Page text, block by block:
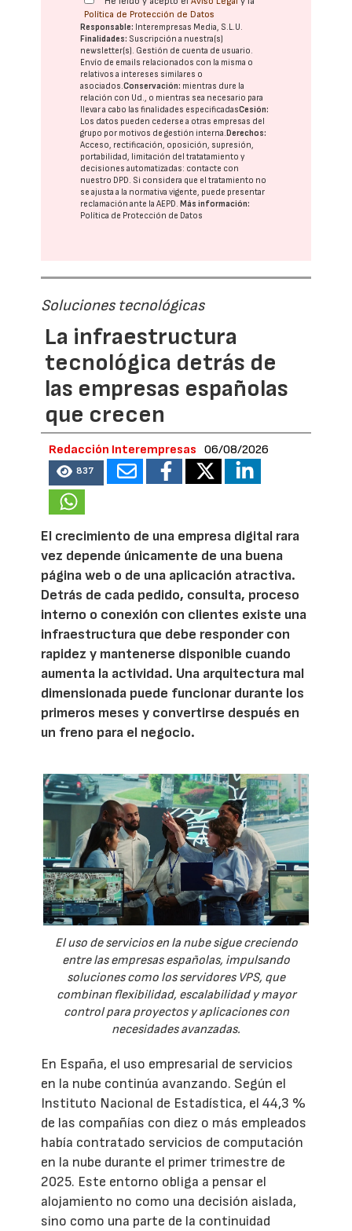
Política de Protección de Datos
Responsable: Interempresas Media, S.L.U.
Finalidades: Suscripción a nuestra(s)
newsletter(s). Gestión de cuenta de usuario.
Envío de emails relacionados con la misma o
relativos a intereses similares o
asociados.Conservación: mientras dure la
relación con Ud., o mientras sea necesario para
llevar a cabo las finalidades especificadasCesión:
Los datos pueden cederse a otras empresas del
grupo por motivos de gestión interna. Derechos:
Acceso, rectificación, oposición, supresión,
portabilidad, limitación del tratatamiento y
decisiones automatizadas: contacte con
nuestro DPD. Si considera que el tratamiento no
se ajusta a la normativa vigente, puede presentar
reclamación ante laAEPD. Más información:
Política de Protección de Datos
Soluciones tecnológicas
La infraestructura
tecnológica detrás de
las empresas españolas
que crecen
Redacción Interempresas 06/08/2026
837
El crecimiento de una empresa digital rara
vez depende únicamente de una buena
página web o de una aplicación atractiva.
Detrás de cada pedido, consulta, proceso
interno o conexión con clientes existe una
infraestructura que debe responder con
rapidez y mantenerse disponible cuando
aumenta la actividad. Una arquitectura mal
dimensionada puede funcionar durante los
primeros meses y convertirse después en
un freno para el negocio.
El uso de servicios en la nube sigue creciendo
entre las empresas españolas, impulsando
soluciones como los servidores VPS, que
combinan flexibilidad, escalabilidad y mayor
control para proyectos y aplicaciones con
necesidades avanzadas.
En España, el uso empresarial de servicios
en la nube continúa avanzando. Según el
Instituto Nacional de Estadística, el 44,3 %
de las compañías con diez o más empleados
había contratado servicios de computación
en la nube durante el primer trimestre de
2025. Este entorno obliga a pensar el
alojamiento no como una decisión aislada,
sino como una parte de la continuidad